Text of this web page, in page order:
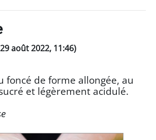
août 2022, 11:46)
foncé de forme allongée, au
et légèrement acidulé.